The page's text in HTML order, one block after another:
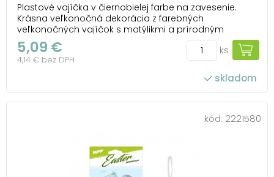
Plastové vajíčka v čiernobielej farbe na zavesenie.
Krásna veľkonočná dekorácia z farebných
veľkonočných vajíčok s motýlikmi a prírodným
povrázkom na zavesenie poslúži ako dekorácia do
exteriéru alebo interiéru. Nalaďte sa s nami na Veľkú
noc! Balenie obsahuje: - 12 ks dekorácií (vajíčka) ...
5,09 €
4,14 € bez DPH
ks
skladom
kód: 2221580